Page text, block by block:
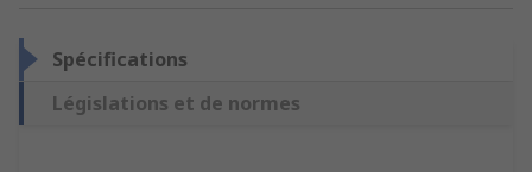
Spécifications
Législations et de normes